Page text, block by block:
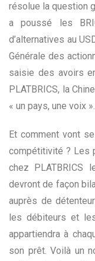
résolue la question
a poussé les
d’alternatives au
Générale des
saisie des avoirs
PLATBRICS, la
« un pays, une voix ».
Et comment vont
compétitivité ? Les
chez PLATBRICS
devront de façon
auprès de
les débiteurs et
appartiendra à
son prêt. Voilà un